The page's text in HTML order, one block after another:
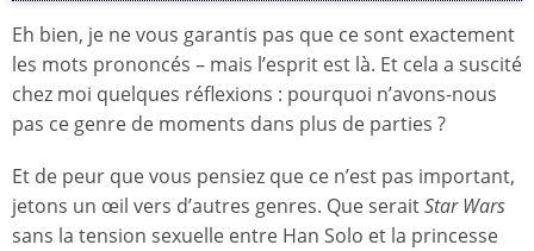
Eh bien, je ne vous garantis pas que ce sont exactement
les mots prononcés – mais l’esprit est là. Et cela a suscité
chez moi quelques réflexions : pourquoi n’avons-nous
pas ce genre de moments dans plus de parties ?
Et de peur que vous pensiez que ce n’est pas important,
jetons un œil vers d’autres genres. Que seraitStar Wars
sans la tension sexuelle entre Han Solo et la princesse